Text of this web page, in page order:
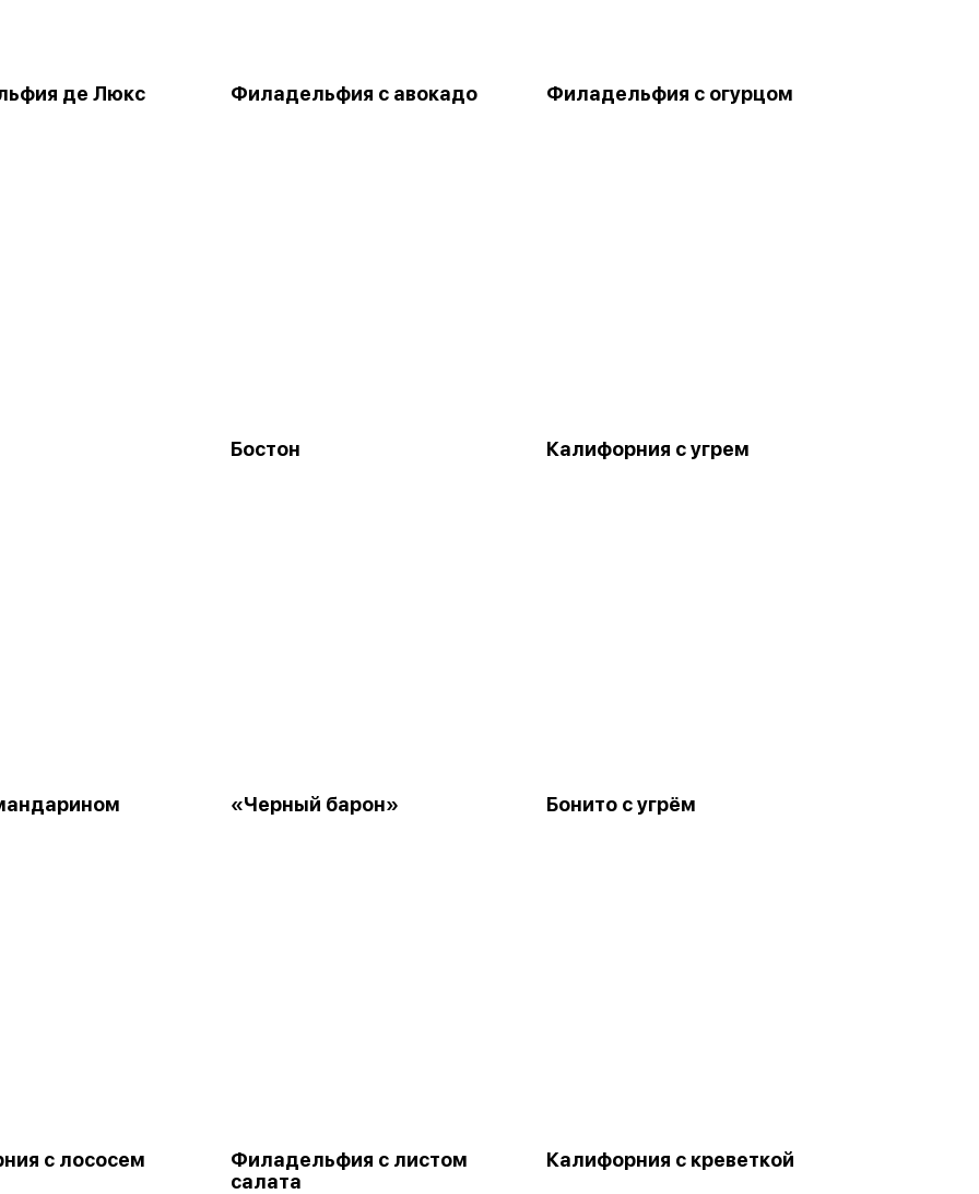
де Люкс Филадельфия с авокадо Филадельфия с огурцом
Бостон Калифорния с угрем
«Черный барон» Бонито с угрём
с лососем
Филадельфия с листом
салата
Калифорния с креветкой